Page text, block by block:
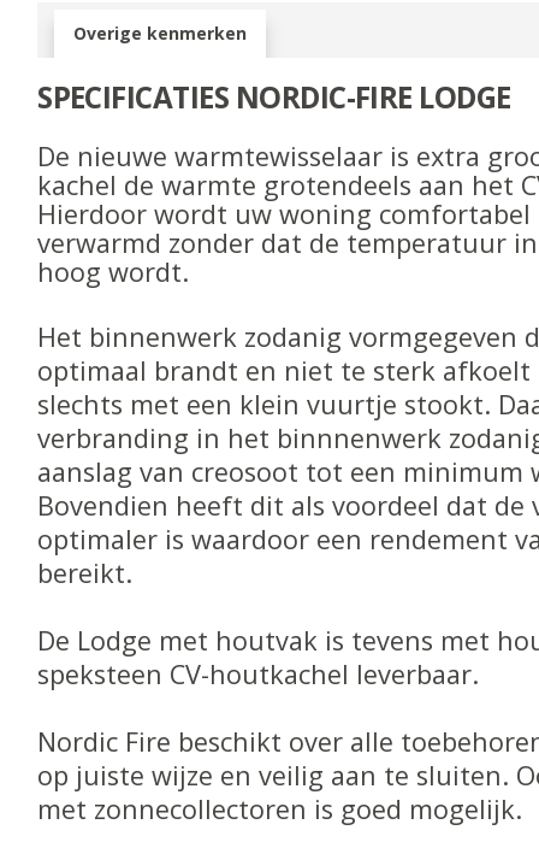
Overige kenmerken
SPECIFICATIES NORDIC-FIRE LODGE
De nieuwe warmtewisselaar is extra
kachel de warmte grotendeels aan het
Hierdoor wordt uw woning
verwarmd zonder dat de temperatuur
hoog wordt.
Het binnenwerk zodanig vormgegeven
optimaal brandt en niet te sterk afkoelt
slechts met een klein vuurtje stookt.
verbranding in het binnnenwerk
aanslag van creosoot tot een minimum
Bovendien heeft dit als voordeel dat de
optimaler is waardoor een rendement
bereikt.
De Lodge met houtvak is tevens met
speksteen CV-houtkachel leverbaar.
Nordic Fire beschikt over alle
op juiste wijze en veilig aan te sluiten.
met zonnecollectoren is goed mogelijk.